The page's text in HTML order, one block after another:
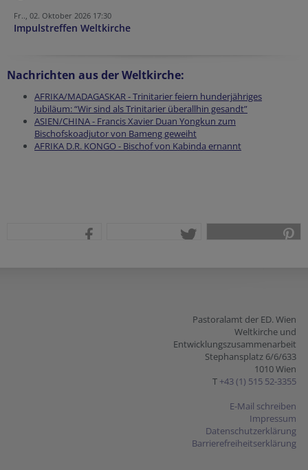
Fr.., 02. Oktober 2026 17:30
Impulstreffen Weltkirche
Nachrichten aus der Weltkirche:
AFRIKA/MADAGASKAR - Trinitarier feiern hunderjähriges
Jubiläum: “Wir sind als Trinitarier überallhin gesandt”
ASIEN/CHINA - Francis Xavier Duan Yongkun zum
Bischofskoadjutor von Bameng geweiht
AFRIKA D.R. KONGO - Bischof von Kabinda ernannt
Pastoralamt der ED. Wien
Weltkirche und
Entwicklungszusammenarbeit
Stephansplatz 6/6/633
1010 Wien
T +43 (1) 515 52-3355
E-Mail schreiben
Impressum
Datenschutzerklärung
Barrierefreiheitserklärung